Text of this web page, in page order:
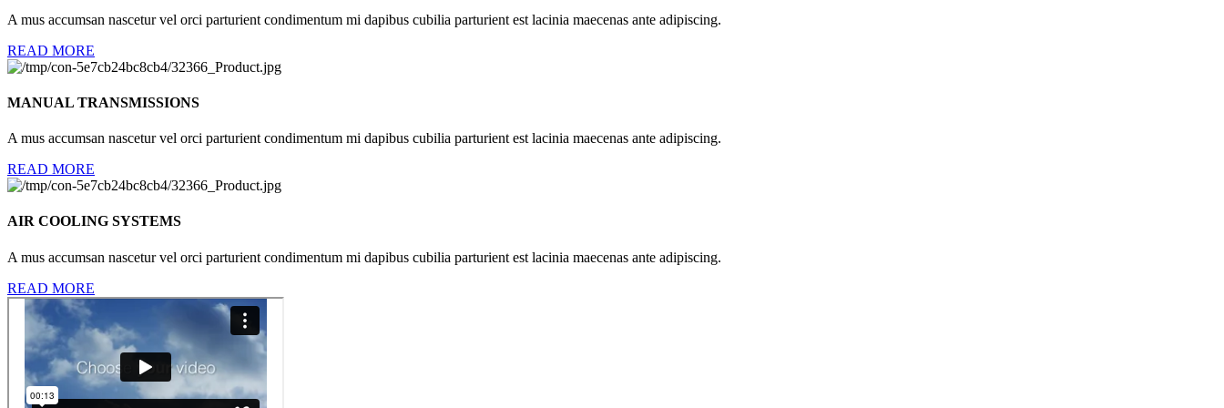
A mus accumsan nascetur vel orci parturient condimentum mi dapibus cubilia parturient est lacinia maecenas ante adipiscing.
READ MORE
MANUAL TRANSMISSIONS
A mus accumsan nascetur vel orci parturient condimentum mi dapibus cubilia parturient est lacinia maecenas ante adipiscing.
READ MORE
AIR COOLING SYSTEMS
A mus accumsan nascetur vel orci parturient condimentum mi dapibus cubilia parturient est lacinia maecenas ante adipiscing.
READ MORE